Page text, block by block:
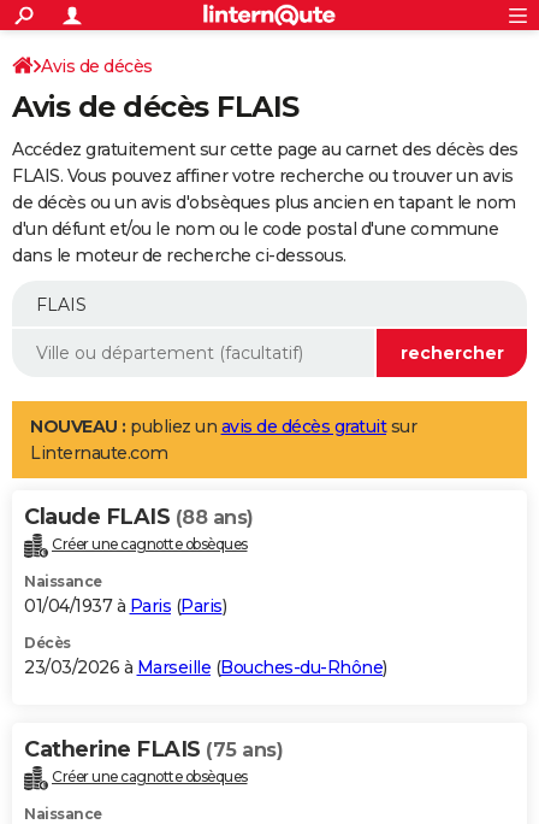
ACTUALITÉS
Politique
Société
Faits Divers
Education
Monde
Villes
+
SPORT
Coupe du monde 2026
Football
Tennis
Cyclisme
Rugby
Forum
Programme TV
TNT
Streaming
Cinéma
Sorties cinéma
Musique
+
FINANCE
Retraite
Impôts
Epargne
Immobilier
Risques naturels par ville
Banque
Assurance
Crédit
AUTO
Essais
Réserver un essai
Citadines
Berlines
SUV
Forum auto
+
Mobiles
Meilleur smartphone
Internet
Ordinateurs
Jeux vidéo
Guide high-tech
Aménagement intérieur
LIFESTYLE
Art de vivre
Bien-être
Loisirs
Mode
Modes de vie
Alimentation
Guide de la santé
Maladies
Médicaments
Sommeil
VOYAGE
Destinations
City break
Voyage nature
Voyage de noces
Forum
Climat
+PHOTO
GUIDES D'ACHAT
BONS PLANS
Carte de Noël
Carte Bonne année
Carte Saint-Valentin
Carte Pâques
Carte d'anniversaire
DICTIONNAIRE
Dictionnaire
Biographies
Citations
Expressions
Proverbes
PROGRAMME TV
Avis de décès
Avis de décès FLAIS
Accédez gratuitement sur cette page au carnet des décès des
FLAIS. Vous pouvez affiner votre recherche ou trouver un avis
de décès ou un avis d'obsèques plus ancien en tapant le nom
d'un défunt et/ou le nom ou le code postal d'une commune
dans le moteur de recherche ci-dessous.
NOUVEAU : publiez un avis de décès gratuitsur
Linternaute.com
Claude FLAIS (88 ans)
Créer une cagnotte obsèques
Naissance
01/04/1937 à Paris (Paris)
Décès
23/03/2026 à Marseille (Bouches-du-Rhône)
Catherine FLAIS (75 ans)
Créer une cagnotte obsèques
Naissance